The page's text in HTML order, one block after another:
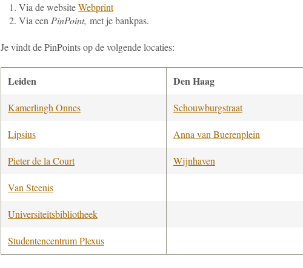
Via de websiteWebprint
Via een PinPoint, met je bankpas.
Je vindt de PinPoints op de volgende locaties:
Leiden Den Haag
Kamerlingh Onnes Schouwburgstraat
Lipsius Anna van Buerenplein
Pieter de la Court Wijnhaven
Van Steenis
Universiteitsbibliotheek
Studentencentrum Plexus